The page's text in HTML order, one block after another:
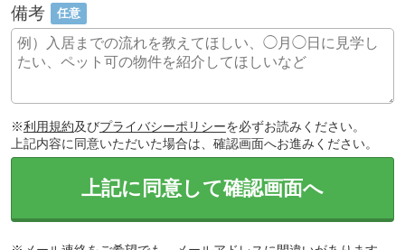
備考 任意
※利用規約及びプライバシーポリシーを必ずお読みください。
上記内容に同意いただいた場合は、確認画面へお進みください。
上記に同意して確認画面へ